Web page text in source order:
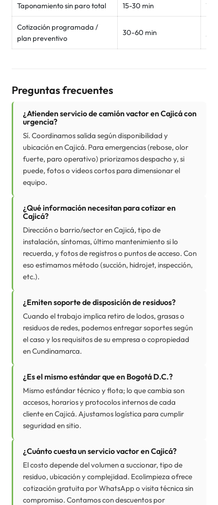
Taponamiento sin paro total 15-30 min
Cotización programada /
plan preventivo
30-60 min
Preguntas frecuentes
¿Atienden servicio de camión vactor en Cajicá con
urgencia?
Sí. Coordinamos salida según disponibilidad y
ubicación en Cajicá. Para emergencias (rebose, olor
fuerte, paro operativo) priorizamos despacho y, si
puede, fotos o videos cortos para dimensionar el
equipo.
¿Qué información necesitan para cotizar en
Cajicá?
Dirección o barrio/sector en Cajicá, tipo de
instalación, síntomas, último mantenimiento si lo
recuerda, y fotos de registros o puntos de acceso. Con
eso estimamos método (succión, hidrojet, inspección,
etc.).
¿Emiten soporte de disposición de residuos?
Cuando el trabajo implica retiro de lodos, grasas o
residuos de redes, podemos entregar soportes según
el caso y los requisitos de su empresa o copropiedad
en Cundinamarca.
¿Es el mismo estándar que en Bogotá D.C.?
Mismo estándar técnico y flota; lo que cambia son
accesos, horarios y protocolos internos de cada
cliente en Cajicá. Ajustamos logística para cumplir
seguridad en sitio.
¿Cuánto cuesta un servicio vactor en Cajicá?
El costo depende del volumen a succionar, tipo de
residuo, ubicación y complejidad. Ecolimpieza ofrece
cotización gratuita por WhatsApp o visita técnica sin
compromiso. Contamos con descuentos por